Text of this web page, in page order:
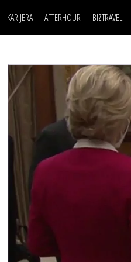
KARIJERA
LJUDI (HR)
USAVRŠAVANJE
KNOW-HOW
AFTERHOUR
KNJIGE
AUTO SVET
STIL
WELLBEING
BIZTRAVEL
POSAO
MOJ UGAO
USAVRŠAVANJE
FILM I SCENA
AUTO SVET
STIL
WELLBEING